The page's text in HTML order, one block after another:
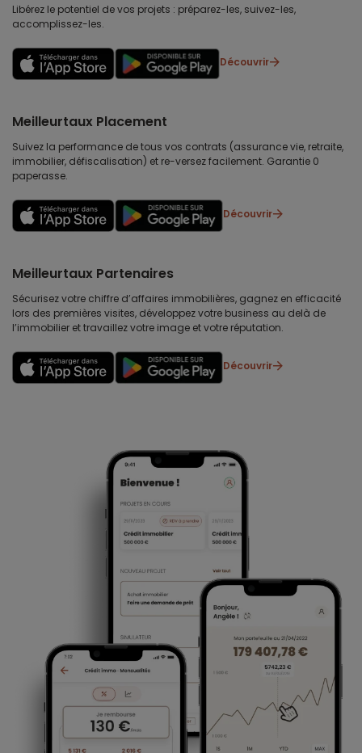
Libérez le potentiel de vos projets : préparez-les, suivez-les,
accomplissez-les.
Découvrir
Meilleurtaux Placement
Suivez la performance de tous vos contrats (assurance vie, retraite,
immobilier, défiscalisation) et re-versez facilement. Garantie 0
paperasse.
Découvrir
Meilleurtaux Partenaires
Sécurisez votre chiffre d’affaires immobilières, gagnez en efficacité
lors des premières visites, développez votre business au delà de
l’immobilier et travaillez votre image et votre réputation.
Découvrir